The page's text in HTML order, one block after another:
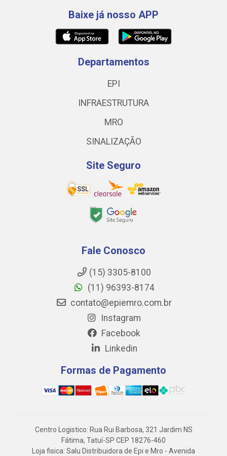
Baixe já nosso APP
Departamentos
EPI
INFRAESTRUTURA
MRO
SINALIZAÇÃO
Site Seguro
Fale Conosco
(15) 3305-8100
(11) 96393-8174
contato@epiemro.com.br
Instagram
Facebook
Linkedin
Formas de Pagamento
Centro Logistico: Rua Rui Barbosa, 321 Jardim NS
Fátima, Tatuí-SP CEP 18276-460
Loja fisica: Salu Distribuidora de Epi e Mro - Avenida